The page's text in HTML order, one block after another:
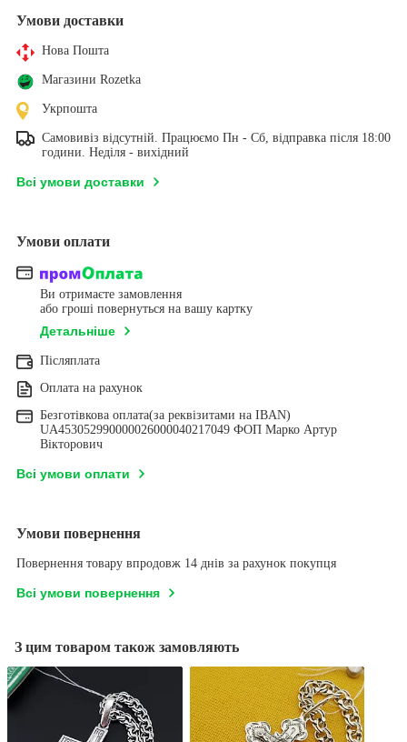
Умови доставки
Нова Пошта
Магазини Rozetka
Укрпошта
Самовивіз відсутній. Працюємо Пн - Сб, відправка після 18:00
години. Неділя - вихідний
Всі умови доставки
Умови оплати
Ви отримаєте замовлення
або гроші повернуться на вашу картку
Детальніше
Післяплата
Оплата на рахунок
Безготівкова оплата(за реквізитами на IBAN)
UA453052990000026000040217049 ФОП Марко Артур
Вікторович
Всі умови оплати
Умови повернення
Повернення товару впродовж 14 днів за рахунок покупця
Всі умови повернення
З цим товаром також замовляють